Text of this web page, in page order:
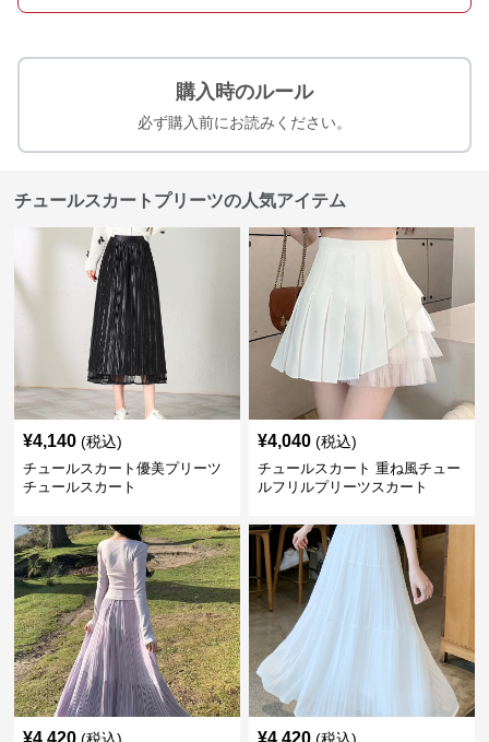
購入時のルール
必ず購入前にお読みください。
チュールスカートプリーツの人気アイテム
¥4,140 (税込)
チュールスカート優美プリーツ
チュールスカート
¥4,040 (税込)
チュールスカート 重ね風チュー
ルフリルプリーツスカート
¥4,420 ¥4,420